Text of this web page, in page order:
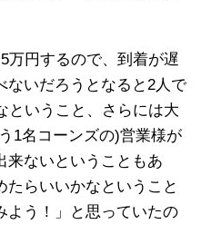
万円するので、到着が遅
ないだろうとなると2人で
ということ、さらには大
1名コーンズの)営業様が
来ないということもあ
たらいいかなということ
よう！」と思っていたの